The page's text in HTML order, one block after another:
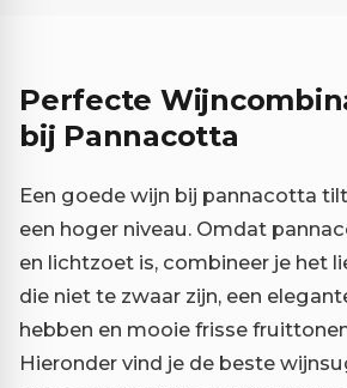
Perfecte
bij Pannacotta
Een goede wijn bij pannacotta
een hoger niveau. Omdat
en lichtzoet is, combineer je het
die niet te zwaar zijn, een
hebben en mooie frisse
Hieronder vind je de beste